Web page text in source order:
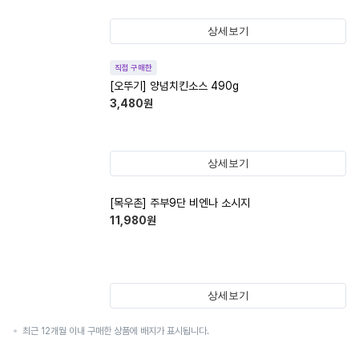
상세보기
직접 구매한
[오뚜기] 양념치킨소스 490g
3,480원
상세보기
[목우촌] 주부9단 비엔나 소시지
11,980원
상세보기
최근 12개월 이내 구매한 상품에 배지가 표시됩니다.